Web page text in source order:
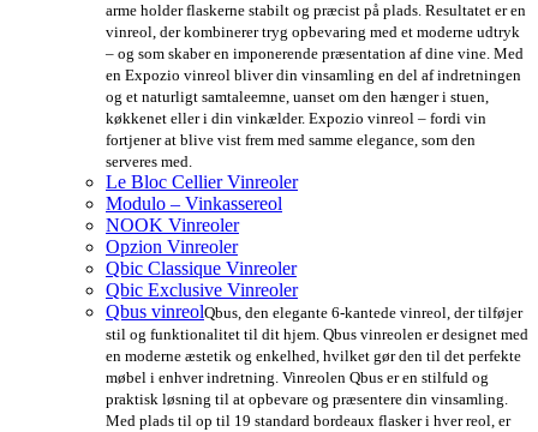
arme holder flaskerne stabilt og præcist på plads. Resultatet er en
vinreol, der kombinerer tryg opbevaring med et moderne udtryk
– og som skaber en imponerende præsentation af dine vine. Med
en Expozio vinreol bliver din vinsamling en del af indretningen
og et naturligt samtaleemne, uanset om den hænger i stuen,
køkkenet eller i din vinkælder. Expozio vinreol – fordi vin
fortjener at blive vist frem med samme elegance, som den
serveres med.
Le Bloc Cellier Vinreoler
Modulo – Vinkassereol
NOOK Vinreoler
Opzion Vinreoler
Qbic Classique Vinreoler
Qbic Exclusive Vinreoler
Qbus vinreolQbus, den elegante 6-kantede vinreol, der tilføjer
stil og funktionalitet til dit hjem. Qbus vinreolen er designet med
en moderne æstetik og enkelhed, hvilket gør den til det perfekte
møbel i enhver indretning. Vinreolen Qbus er en stilfuld og
praktisk løsning til at opbevare og præsentere din vinsamling.
Med plads til op til 19 standard bordeaux flasker i hver reol, er